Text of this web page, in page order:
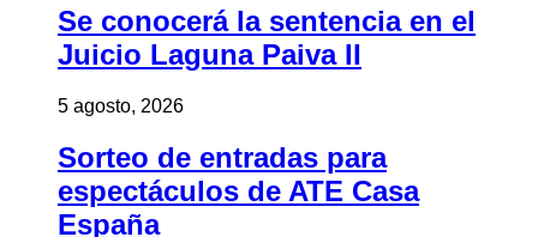
Se conocerá la sentencia en el
Juicio Laguna Paiva II
5 agosto, 2026
Sorteo de entradas para
espectáculos de ATE Casa
España